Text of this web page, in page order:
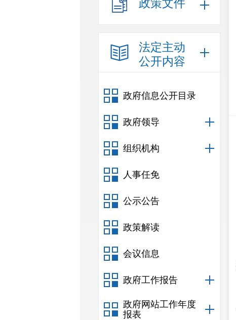
政策文件
法定主动
公开内容
政府信息公开目录
政府领导
组织机构
人事任免
公示公告
政策解读
会议信息
政府工作报告
政府网站工作年度
报表